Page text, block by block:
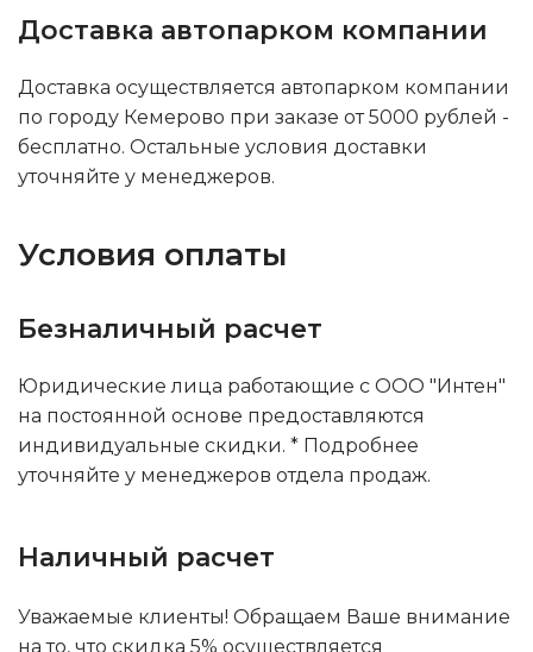
Доставка автопарком компании
Доставка осуществляется автопарком компании
по городу Кемерово при заказе от 5000 рублей -
бесплатно. Остальные условия доставки
уточняйте у менеджеров.
Условия оплаты
Безналичный расчет
Юридические лица работающие с ООО "Интен"
на постоянной основе предоставляются
индивидуальные скидки. * Подробнее
уточняйте у менеджеров отдела продаж.
Наличный расчет
Уважаемые клиенты! Обращаем Ваше внимание
на то, что скидка 5% осуществляется